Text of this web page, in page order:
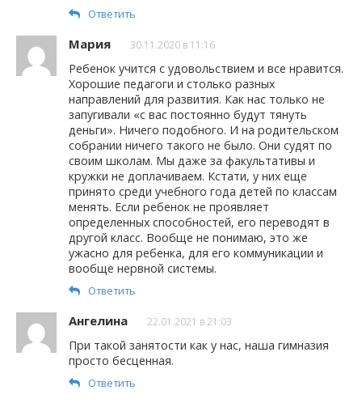
Ответить
Мария 30.11.2020 в 11:16
Ребенок учится с удовольствием и все нравится.
Хорошие педагоги и столько разных
направлений для развития. Как нас только не
запугивали «с вас постоянно будут тянуть
деньги». Ничего подобного. И на родительском
собрании ничего такого не было. Они судят по
своим школам. Мы даже за факультативы и
кружки не доплачиваем. Кстати, у них еще
принято среди учебного года детей по классам
менять. Если ребенок не проявляет
определенных способностей, его переводят в
другой класс. Вообще не понимаю, это же
ужасно для ребенка, для его коммуникации и
вообще нервной системы.
Ответить
Ангелина 22.01.2021 в 21:03
При такой занятости как у нас, наша гимназия
просто бесценная.
Ответить